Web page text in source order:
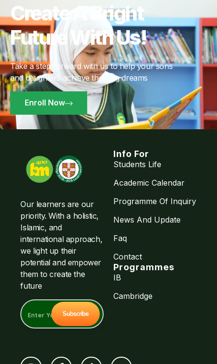
Create A Bright
Future With Us!
Take a step forward with us to help your sons
and daughters achieve their big dreams
Enroll Now
Our learners are our
priority. With a holistic,
Islamic, and
international approach,
we light up their
potential and empower
them to create the
future
Info For
Students Life
Academic Calendar
Programme Of Inquiry
News And Update
Faq
Contact
Programmes
IB
Cambridge